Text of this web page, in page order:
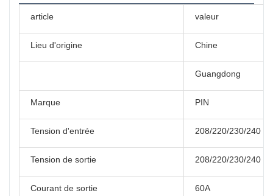
article valeur
Lieu d'origine Chine
Guangdong
Marque PIN
Tension d'entrée 208/220/230/240
Tension de sortie 208/220/230/240
Courant de sortie 60A